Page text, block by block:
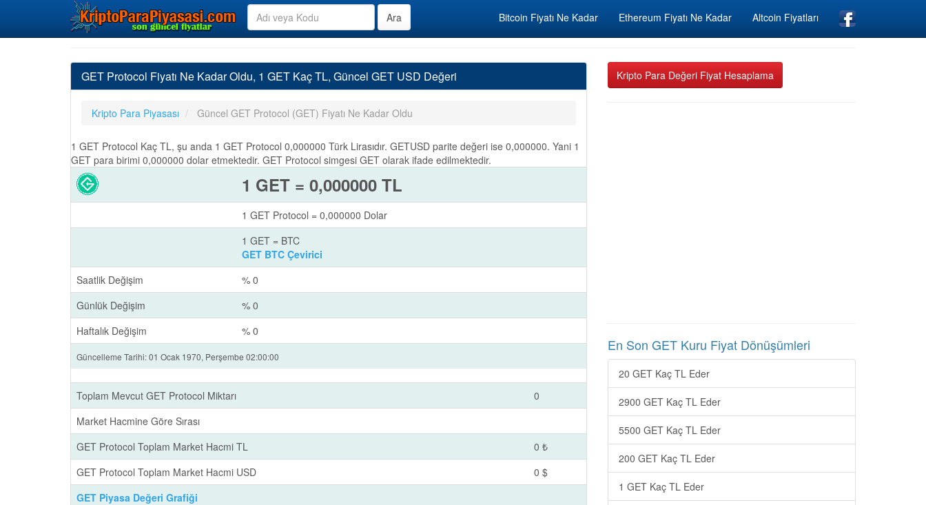
Bitcoin Fiyatı Ne Kadar Ethereum Fiyatı Ne Kadar Altcoin Fiyatları
GET Protocol Fiyatı Ne Kadar Oldu, 1 GET Kaç TL, Güncel GET USD Değeri
Kripto Para Piyasası Güncel GET Protocol (GET) Fiyatı Ne Kadar Oldu
1 GET Protocol Kaç TL, şu anda 1 GET Protocol 0,000000 Türk Lirasıdır. GETUSD parite değeri ise 0,000000. Yani 1
GET para birimi 0,000000 dolar etmektedir. GET Protocol simgesi GET olarak ifade edilmektedir.
1 GET = 0,000000 TL
1 GET Protocol = 0,000000 Dolar
1 GET = BTC
GET BTC Çevirici
Saatlik Değişim
% 0
Günlük Değişim
% 0
Haftalık Değişim
% 0
Güncelleme Tarihi: 01 Ocak 1970, Perşembe 02:00:00
Toplam Mevcut GET Protocol Miktarı
0
Market Hacmine Göre Sırası
GET Protocol Toplam Market Hacmi TL
0 ₺
GET Protocol Toplam Market Hacmi USD
0 $
GET Piyasa Değeri Grafiği
Kripto Para Değeri Fiyat Hesaplama
En Son GET Kuru Fiyat Dönüşümleri
20 GET Kaç TL Eder
2900 GET Kaç TL Eder
5500 GET Kaç TL Eder
200 GET Kaç TL Eder
1 GET Kaç TL Eder